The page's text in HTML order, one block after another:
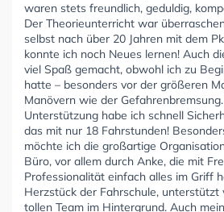
waren stets freundlich, geduldig,
Der Theorieunterricht war
selbst nach über 20 Jahren mit dem
konnte ich noch Neues lernen! Auch
viel Spaß gemacht, obwohl ich zu
hatte – besonders vor der größeren
Manövern wie der
Unterstützung habe ich schnell
das mit nur 18 Fahrstunden!
möchte ich die großartige
Büro, vor allem durch Anke, die mit
Professionalität einfach alles im Griff
Herzstück der Fahrschule, unterstützt
tollen Team im Hintergrund. Auch